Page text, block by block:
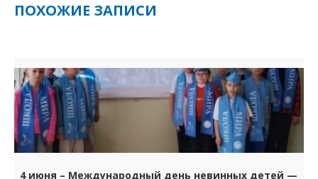
ПОХОЖИЕ ЗАПИСИ
4 июня – Международный день невинных детей —